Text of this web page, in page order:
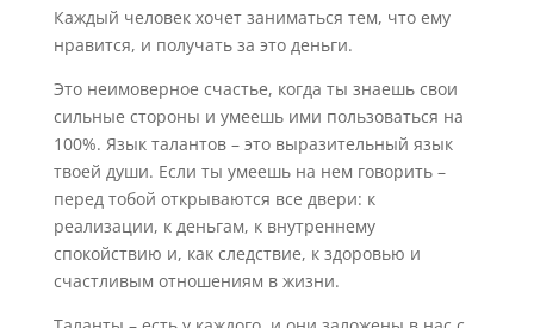
Каждый человек хочет заниматься тем, что ему
нравится, и получать за это деньги.
Это неимоверное счастье, когда ты знаешь свои
сильные стороны и умеешь ими пользоваться на
100%. Язык талантов – это выразительный язык
твоей души. Если ты умеешь на нем говорить –
перед тобой открываются все двери: к
реализации, к деньгам, к внутреннему
спокойствию и, как следствие, к здоровью и
счастливым отношениям в жизни.